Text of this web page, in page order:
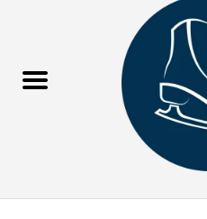
Liquidation/Clearance
Patins Usagés